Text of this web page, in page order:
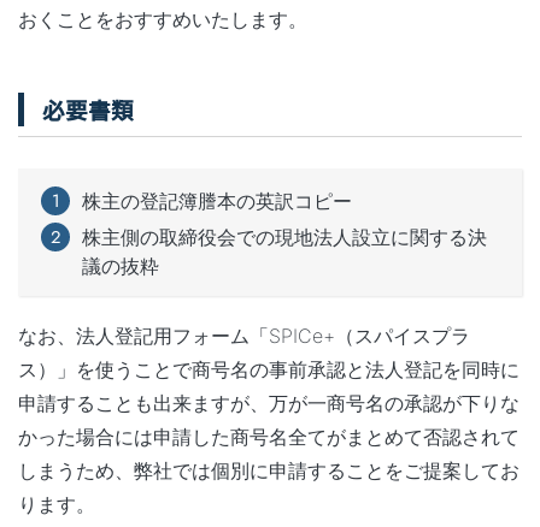
おくことをおすすめいたします。
必要書類
株主の登記簿謄本の英訳コピー
株主側の取締役会での現地法人設立に関する決
議の抜粋
なお、法人登記用フォーム「SPICe+（スパイスプラ
ス）」を使うことで商号名の事前承認と法人登記を同時に
申請することも出来ますが、万が一商号名の承認が下りな
かった場合には申請した商号名全てがまとめて否認されて
しまうため、弊社では個別に申請することをご提案してお
ります。